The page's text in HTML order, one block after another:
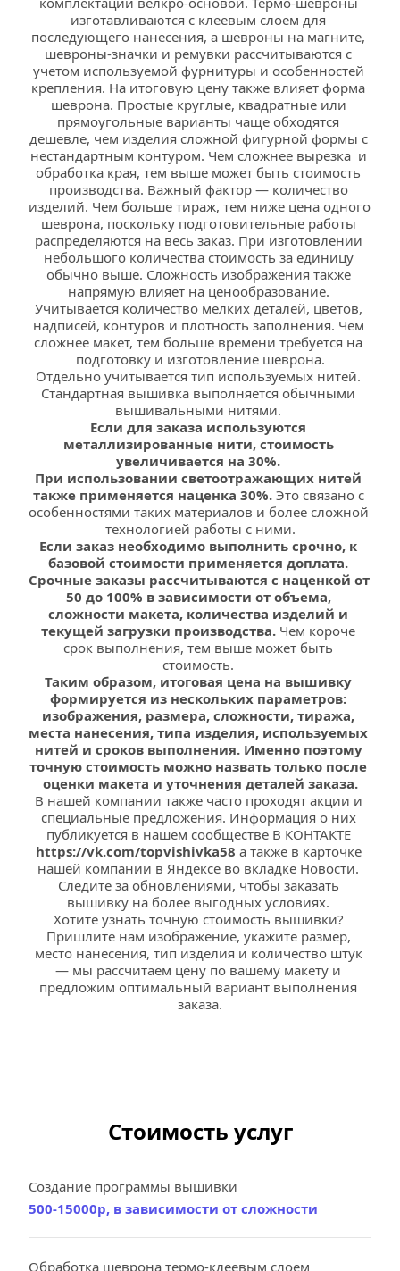
изготавливаются с клеевым слоем для
последующего нанесения, а шевроны на магните,
шевроны-значки и ремувки рассчитываются с
учетом используемой фурнитуры и особенностей
крепления. На итоговую цену также влияет форма
шеврона. Простые круглые, квадратные или
прямоугольные варианты чаще обходятся
дешевле, чем изделия сложной фигурной формы с
нестандартным контуром. Чем сложнее вырезка  и
обработка края, тем выше может быть стоимость
производства. Важный фактор — количество
изделий. Чем больше тираж, тем ниже цена одного
шеврона, поскольку подготовительные работы
распределяются на весь заказ. При изготовлении
небольшого количества стоимость за единицу
обычно выше. Сложность изображения также
напрямую влияет на ценообразование.
Учитывается количество мелких деталей, цветов,
надписей, контуров и плотность заполнения. Чем
сложнее макет, тем больше времени требуется на
подготовку и изготовление шеврона.
Отдельно учитывается тип используемых нитей.
Стандартная вышивка выполняется обычными
вышивальными нитями.
Если для заказа используются
металлизированные нити, стоимость
увеличивается на 30%.
При использовании светоотражающих нитей
также применяется наценка 30%. Это связано с
особенностями таких материалов и более сложной
технологией работы с ними.
Если заказ необходимо выполнить срочно, к
базовой стоимости применяется доплата.
Срочные заказы рассчитываются с наценкой от
50 до 100% в зависимости от объема,
сложности макета, количества изделий и
текущей загрузки производства. Чем короче
срок выполнения, тем выше может быть
стоимость.
Таким образом, итоговая цена на вышивку
формируется из нескольких параметров:
изображения, размера, сложности, тиража,
места нанесения, типа изделия, используемых
нитей и сроков выполнения. Именно поэтому
точную стоимость можно назвать только после
оценки макета и уточнения деталей заказа.
В нашей компании также часто проходят акции и
специальные предложения. Информация о них
публикуется в нашем сообществе В КОНТАКТЕ
https://vk.com/topvishivka58 а также в карточке
нашей компании в Яндексе во вкладке Новости.
Следите за обновлениями, чтобы заказать
вышивку на более выгодных условиях.
Хотите узнать точную стоимость вышивки?
Пришлите нам изображение, укажите размер,
место нанесения, тип изделия и количество штук
— мы рассчитаем цену по вашему макету и
предложим оптимальный вариант выполнения
заказа.
Стоимость услуг
Создание программы вышивки
500-15000р, в зависимости от сложности
Обработка шеврона термо-клеевым слоем